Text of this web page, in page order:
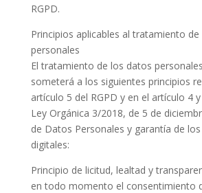
RGPD.
Principios aplicables al tratamiento
personales
El tratamiento de los datos
someterá a los siguientes principios
artículo 5 del RGPD y en el artículo 4
Ley Orgánica 3/2018, de 5 de
de Datos Personales y garantía de
digitales:
Principio de licitud, lealtad y
en todo momento el consentimiento